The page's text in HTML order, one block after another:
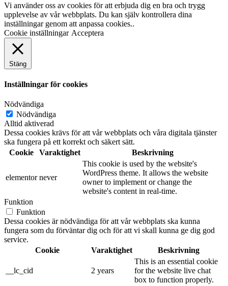
Vi använder oss av cookies för att erbjuda dig en bra och trygg
upplevelse av vår webbplats. Du kan själv kontrollera dina
inställningar genom att anpassa cookies..
Cookie inställningar Acceptera
Stäng
Inställningar för cookies
Nödvändiga
Nödvändiga
Alltid aktiverad
Dessa cookies krävs för att vår webbplats och våra digitala tjänster
ska fungera på ett korrekt och säkert sätt.
Cookie
Varaktighet Beskrivning
elementor never
This cookie is used by the website's
WordPress theme. It allows the website
owner to implement or change the
website's content in real-time.
Funktion
Funktion
Dessa cookies är nödvändiga för att vår webbplats ska kunna
fungera som du förväntar dig och för att vi skall kunna ge dig god
service.
Cookie
Varaktighet Beskrivning
__lc_cid 2 years
This is an essential cookie
for the website live chat
box to function properly.